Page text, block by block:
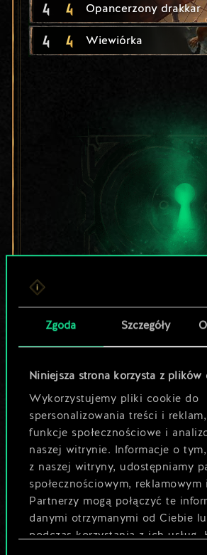
Zgoda Szczegóły
Niniejsza strona korzysta z plików
Wykorzystujemy pliki cookie do
spersonalizowania treści i
funkcje społecznościowe i
naszej witrynie. Informacje o
z naszej witryny, udostępniamy
społecznościowym, reklamowym
Partnerzy mogą połączyć te
danymi otrzymanymi od Ciebie
podczas korzystania z ich usług.
4 4 Opancerzony drakkar
4 4 Wiewiórka
Lubisz grać
Pomóż
odkryć
Nazwij talię i opisz swoją
Edytuj talię